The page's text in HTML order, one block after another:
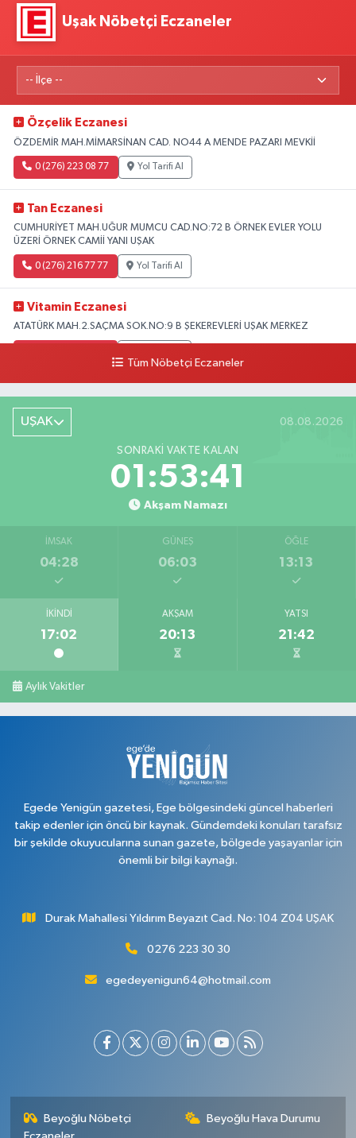
Uşak Nöbetçi Eczaneler
Özçelik Eczanesi
ÖZDEMİR MAH.MİMARSİNAN CAD. NO44 A MENDE PAZARI MEVKİİ
0 (276) 223 08 77 Yol Tarifi Al
Tan Eczanesi
CUMHURİYET MAH.UĞUR MUMCU CAD.NO:72 B ÖRNEK EVLER YOLU
ÜZERİ ÖRNEK CAMİİ YANI UŞAK
0 (276) 216 77 77 Yol Tarifi Al
Vitamin Eczanesi
ATATÜRK MAH.2.SAÇMA SOK.NO:9 B ŞEKEREVLERİ UŞAK MERKEZ
Tüm Nöbetçi Eczaneler
UŞAK 08.08.2026
SONRAKI VAKTE KALAN
01:53:41
Akşam Namazı
İMSAK
04:28
GÜNEŞ
06:03
ÖĞLE
13:13
İKINDI
17:02
AKŞAM
20:13
YATSI
21:42
Aylık Vakitler
Egede Yenigün gazetesi, Ege bölgesindeki güncel haberleri
takip edenler için öncü bir kaynak. Gündemdeki konuları tarafsız
bir şekilde okuyucularına sunan gazete, bölgede yaşayanlar için
önemli bir bilgi kaynağı.
Durak Mahallesi Yıldırım Beyazıt Cad. No: 104 Z04 UŞAK
0276 223 30 30
egedeyenigun64@hotmail.com
Beyoğlu Nöbetçi
Beyoğlu Hava Durumu